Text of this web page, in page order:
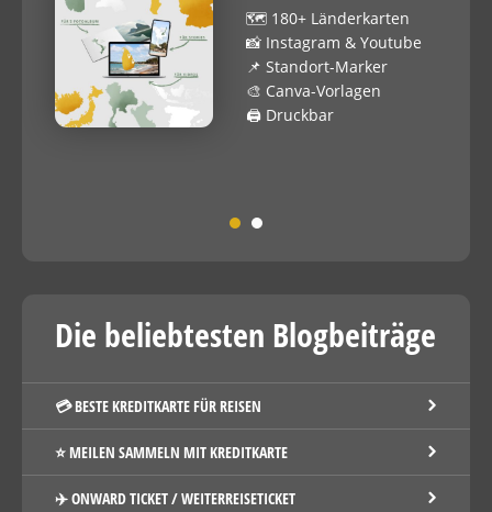
🗺 180+ Länderkarten
📸 Instagram & Youtube
📌 Standort-Marker
🎨 Canva-Vorlagen
🖨️ Druckbar
Die beliebtesten Blogbeiträge
💳 BESTE KREDITKARTE FÜR REISEN
⭐️ MEILEN SAMMELN MIT KREDITKARTE
✈️ ONWARD TICKET / WEITERREISETICKET